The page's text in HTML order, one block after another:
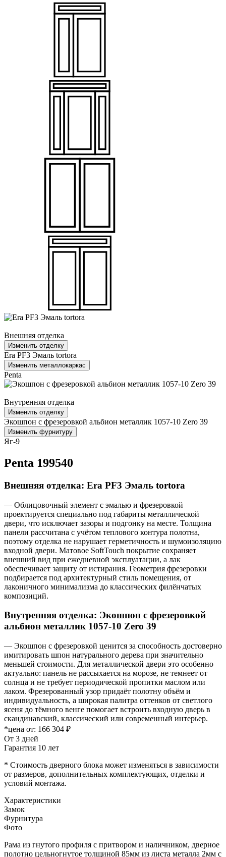
Внешняя отделка
Изменить отделку
Era PF3 Эмаль tortora
Изменить металлокаркас
Penta
Внутренняя отделка
Изменить отделку
Экошпон с фрезеровкой альбион металлик 1057-10 Zero 39
Изменить фурнитуру
Яг-9
Penta 199540
Внешняя отделка: Era PF3 Эмаль tortora
— Облицовочный элемент с эмалью и фрезеровкой
проектируется специально под габариты металлической
двери, что исключает зазоры и подгонку на месте. Толщина
панели рассчитана с учётом теплового контура полотна,
поэтому отделка не нарушает герметичность и шумоизоляцию
входной двери. Матовое SoftTouch покрытие сохраняет
внешний вид при ежедневной эксплуатации, а лак
обеспечивает защиту от истирания. Геометрия фрезеровки
подбирается под архитектурный стиль помещения, от
лаконичного минимализма до классических филёнчатых
композиций.
Внутренняя отделка: Экошпон с фрезеровкой
альбион металлик 1057-10 Zero 39
— Экошпон с фрезеровкой ценится за способность достоверно
имитировать шпон натурального дерева при значительно
меньшей стоимости. Для металлической двери это особенно
актуально: панель не рассыхается на морозе, не темнеет от
солнца и не требует периодической пропитки маслом или
лаком. Фрезерованный узор придаёт полотну объём и
индивидуальность, а широкая палитра оттенков от светлого
ясеня до тёмного венге помогает встроить входную дверь в
скандинавский, классический или современный интерьер.
*цена от: 166 304 ₽
От 3 дней
Гарантия 10 лет
* Стоимость дверного блока может изменяться в зависимости
от размеров, дополнительных комплектующих, отделки и
условий монтажа.
Характеристики
Замок
Фурнитура
Фото
Рама из гнутого профиля с притвором и наличником, дверное
полотно цельногнутое толщиной 85мм из листа металла 2мм c